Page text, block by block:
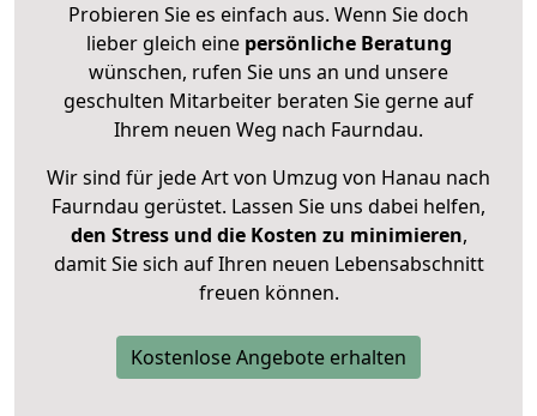
Probieren Sie es einfach aus. Wenn Sie doch
lieber gleich eine persönliche Beratung
wünschen, rufen Sie uns an und unsere
geschulten Mitarbeiter beraten Sie gerne auf
Ihrem neuen Weg nach Faurndau.
Wir sind für jede Art von Umzug von Hanau nach
Faurndau gerüstet. Lassen Sie uns dabei helfen,
den Stress und die Kosten zu minimieren,
damit Sie sich auf Ihren neuen Lebensabschnitt
freuen können.
Kostenlose Angebote erhalten